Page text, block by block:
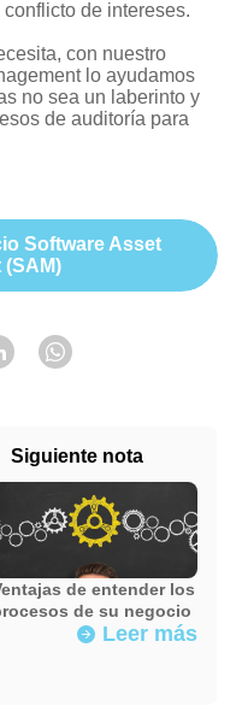
de intereses.
con nuestro
lo ayudamos
no sea un laberinto y
de auditoría para
Software Asset
(SAM)
Siguiente nota
de entender los
de su negocio
arrow_forward Leer más